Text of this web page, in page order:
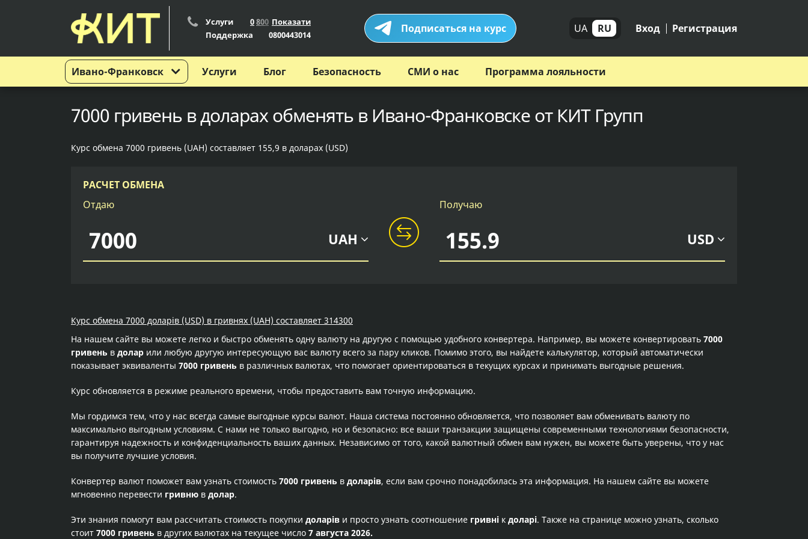
Ивано-Франковск
Услуги 0800 Показати
Поддержка
0800443014 Подписаться на курс UA RU Вход Регистрация
Услуги Блог Безопасность СМИ о нас Программа лояльности
7000 гривень в доларах обменять в Ивано-Франковске от КИТ Групп
Курс обмена 7000 гривень (UAH) составляет 155,9 в доларах (USD)
РАСЧЕТ ОБМЕНА
Отдаю
UAH
Получаю
USD
Курс обмена 7000 доларів (USD) в гривнях (UAH) составляет 314300
На нашем сайте вы можете легко и быстро обменять одну валюту на другую с помощью удобного конвертера. Например, вы можете конвертировать 7000
гривень в долар или любую другую интересующую вас валюту всего за пару кликов. Помимо этого, вы найдете калькулятор, который автоматически
показывает эквиваленты 7000 гривень в различных валютах, что помогает ориентироваться в текущих курсах и принимать выгодные решения.
Курс обновляется в режиме реального времени, чтобы предоставить вам точную информацию.
Мы гордимся тем, что у нас всегда самые выгодные курсы валют. Наша система постоянно обновляется, что позволяет вам обменивать валюту по
максимально выгодным условиям. С нами не только выгодно, но и безопасно: все ваши транзакции защищены современными технологиями безопасности,
гарантируя надежность и конфиденциальность ваших данных. Независимо от того, какой валютный обмен вам нужен, вы можете быть уверены, что у нас
вы получите лучшие условия.
Конвертер валют поможет вам узнать стоимость 7000 гривень в доларів, если вам срочно понадобилась эта информация. На нашем сайте вы можете
мгновенно перевести гривню в долар.
Эти знания помогут вам рассчитать стоимость покупки доларів и просто узнать соотношение гривні к доларі. Также на странице можно узнать, сколько
стоит 7000 гривень в других валютах на текущее число 7 августа 2026.